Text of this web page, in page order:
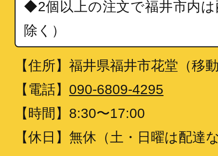
◆2個以上の注文で福井市内は
除く）
【住所】 福井県福井市花堂（移
【電話】 090-6809-4295
【時間】 8:30〜17:00
【休日】 無休（土・日曜は配達